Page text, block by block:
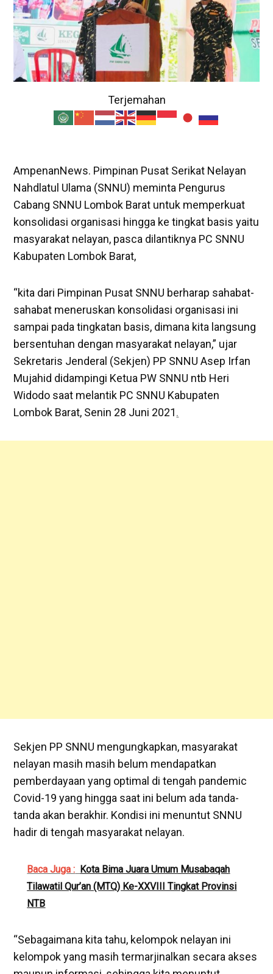
Terjemahan
AmpenanNews. Pimpinan Pusat Serikat Nelayan
Nahdlatul Ulama (SNNU) meminta Pengurus
Cabang SNNU Lombok Barat untuk memperkuat
konsolidasi organisasi hingga ke tingkat basis yaitu
masyarakat nelayan, pasca dilantiknya PC SNNU
Kabupaten Lombok Barat,
“kita dari Pimpinan Pusat SNNU berharap sahabat-
sahabat meneruskan konsolidasi organisasi ini
sampai pada tingkatan basis, dimana kita langsung
bersentuhan dengan masyarakat nelayan,” ujar
Sekretaris Jenderal (Sekjen) PP SNNU Asep Irfan
Mujahid didampingi Ketua PW SNNU ntb Heri
Widodo saat melantik PC SNNU Kabupaten
Lombok Barat, Senin 28 Juni 2021.
Sekjen PP SNNU mengungkapkan, masyarakat
nelayan masih masih belum mendapatkan
pemberdayaan yang optimal di tengah pandemic
Covid-19 yang hingga saat ini belum ada tanda-
tanda akan berakhir. Kondisi ini menuntut SNNU
hadir di tengah masyarakat nelayan.
Baca Juga : Kota Bima Juara Umum Musabaqah
Tilawatil Qur’an (MTQ) Ke-XXVIII Tingkat Provinsi
NTB
“Sebagaimana kita tahu, kelompok nelayan ini
kelompok yang masih termarjinalkan secara akses